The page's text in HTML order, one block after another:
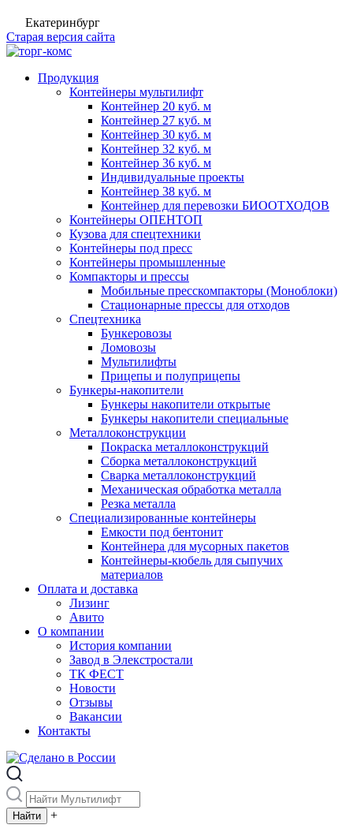
Екатеринбург
Старая версия сайта
Продукция
Контейнеры мультилифт
Контейнер 20 куб. м
Контейнер 27 куб. м
Контейнер 30 куб. м
Контейнер 32 куб. м
Контейнер 36 куб. м
Индивидуальные проекты
Контейнер 38 куб. м
Контейнер для перевозки БИООТХОДОВ
Контейнеры ОПЕНТОП
Кузова для спецтехники
Контейнеры под пресс
Контейнеры промышленные
Компакторы и прессы
Мобильные пресскомпакторы (Моноблоки)
Стационарные прессы для отходов
Спецтехника
Бункеровозы
Ломовозы
Мультилифты
Прицепы и полуприцепы
Бункеры-накопители
Бункеры накопители открытые
Бункеры накопители специальные
Металлоконструкции
Покраска металлоконструкций
Сборка металлоконструкций
Сварка металлоконструкций
Механическая обработка металла
Резка металла
Специализированные контейнеры
Емкости под бентонит
Контейнера для мусорных пакетов
Контейнеры-кюбель для сыпучих
материалов
Оплата и доставка
Лизинг
Авито
О компании
История компании
Завод в Элекстростали
ТК ФЕСТ
Новости
Отзывы
Вакансии
Контакты
+